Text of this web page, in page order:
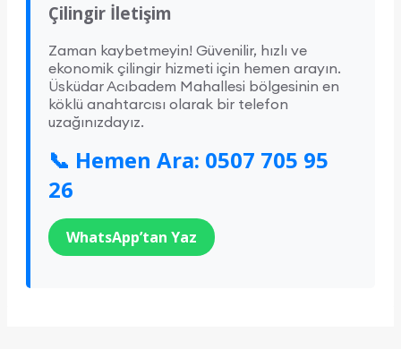
Çilingir İletişim
Zaman kaybetmeyin! Güvenilir, hızlı ve
ekonomik çilingir hizmeti için hemen arayın.
Üsküdar Acıbadem Mahallesi bölgesinin en
köklü anahtarcısı olarak bir telefon
uzağınızdayız.
📞 Hemen Ara: 0507 705 95
26
WhatsApp’tan Yaz